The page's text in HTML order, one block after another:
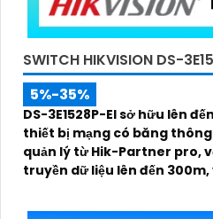
SWITCH HIKVISION DS-
5%-35%
DS-3E1528P-EI sở hữu lên
thiết bị mạng có băng
quản lý từ Hik-Partner pro,
truyền dữ liệu lên đến